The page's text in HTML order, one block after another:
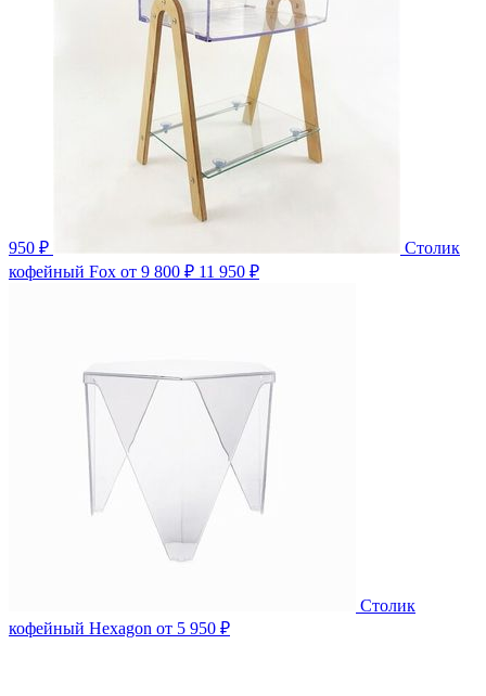
950 ₽
Столик
кофейный Fox от 9 800 ₽ 11 950 ₽
Столик
кофейный Hexagon от 5 950 ₽